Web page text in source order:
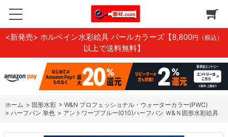
<新発売> ホルベイン水彩絵具 パールカラーズ 【8,800円（税込）
以上で送料無料】
ホーム > 固形水彩 > W&N プロフェッショナル・ウォーターカラー(PWC)
> ハーフパン 単色 > アントワープブルー(010)ハーフパン Ｗ&Ｎ固形水彩絵具